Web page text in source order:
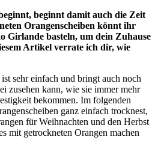
beginnt damit auch die Zeit
Orangenscheiben könnt ihr
Girlande basteln, um dein Zuhause
Artikel verrate ich dir, wie
sehr einfach und bringt auch noch
zusehen kann, wie sie immer mehr
bekommen. Im folgenden
ganz einfach trocknest,
für Weihnachten und den Herbst
mit getrockneten Orangen machen